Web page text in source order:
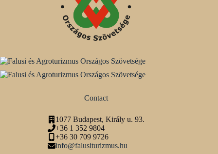
Contact
1077 Budapest, Király u. 93.
+36 1 352 9804
+36 30 709 9726
info@falusiturizmus.hu